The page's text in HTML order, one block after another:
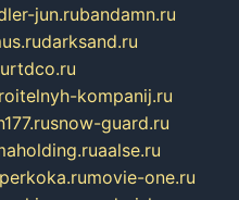
jun.rubandamn.ru
darksand.ru
rtdco.ru
kompanij.ru
snow-guard.ru
aalse.ru
perkoka.rumovie-one.ru